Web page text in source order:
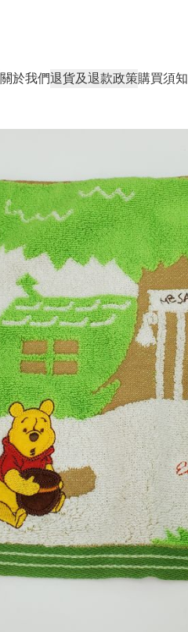
關於我們退貨及退款政策購買須知